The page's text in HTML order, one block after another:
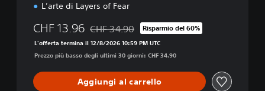
L’arte di Layers of Fear
CHF 13.96 Scontato dal prezzo originale di CHF 34.90
CHF 34.90 Risparmio del 60%
L'offerta termina il 12/8/2026 10:59 PM UTC
Prezzo più basso degli ultimi 30 giorni: CHF 34.90
Aggiungi al carrello